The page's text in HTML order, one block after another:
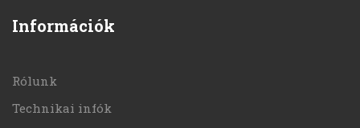
Információk
Rólunk
Technikai infók